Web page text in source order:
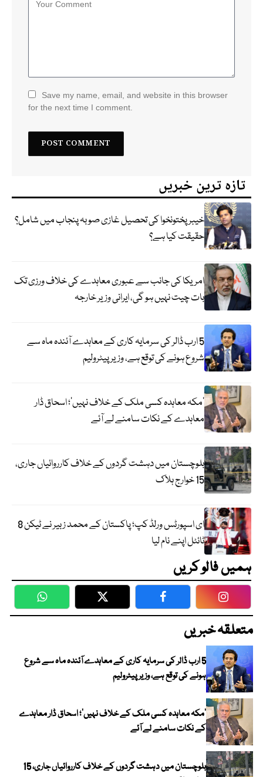
Save my name, email, and website in this browser
for the next time I comment.
تازہ ترین خبریں
خیبر پختونخوا کی تحصیل غازی صوبہ پنجاب میں شامل؟
حقیقت کیا ہے؟
امریکا کی جانب سے عبوری معاہدے کی خلاف ورزی تک
بات چیت نہیں ہو گی، ایرانی وزیر خارجہ
5 ارب ڈالر کی سرمایہ کاری کے معاہدے آئندہ ماہ سے
شروع ہونے کی توقع ہے، وزیر پیٹرولیم
‘مکہ معاہدہ کسی ملک کے خلاف نہیں’؛ اسحاق ڈار
معاہدے کے نکات سامنے لے آئے
بلوچستان میں دہشت گردوں کے خلاف کارروائیاں جاری،
15 خوارج ہلاک
ای اسپورٹس ورلڈ کپ؛ پاکستان کے محمد زبیر نے ٹیکن 8
ٹائٹل اپنے نام لیا
ہمیں فالو کریں
WhatsApp Twitter Facebook
متعلقہ خبریں
5 ارب ڈالر کی سرمایہ کاری کے معاہدے آئندہ ماہ سے شروع
ہونے کی توقع ہے، وزیر پیٹرولیم
‘مکہ معاہدہ کسی ملک کے خلاف نہیں’؛ اسحاق ڈار معاہدے
کے نکات سامنے لے آئے
بلوچستان میں دہشت گردوں کے خلاف کارروائیاں جاری، 15